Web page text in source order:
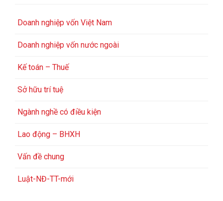
Doanh nghiệp vốn Việt Nam
Doanh nghiệp vốn nước ngoài
Kế toán – Thuế
Sở hữu trí tuệ
Ngành nghề có điều kiện
Lao động – BHXH
Vấn đề chung
Luật-NĐ-TT-mới